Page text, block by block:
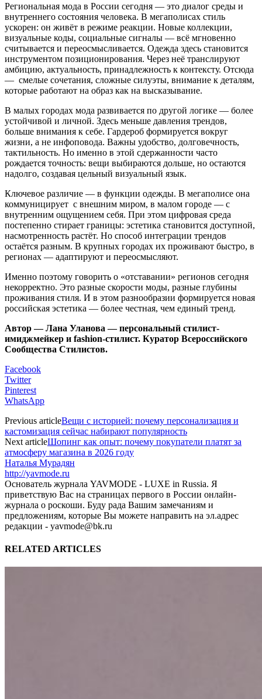
Региональная мода в России сегодня — это диалог среды и
внутреннего состояния человека. В мегаполисах стиль
ускорен: он живёт в режиме реакции. Новые коллекции,
визуальные коды, социальные сигналы — всё мгновенно
считывается и переосмысливается. Одежда здесь становится
инструментом позиционирования. Через неё транслируют
амбицию, актуальность, принадлежность к контексту. Отсюда
— смелые сочетания, сложные силуэты, внимание к деталям,
которые работают на образ как на высказывание.
В малых городах мода развивается по другой логике — более
устойчивой и личной. Здесь меньше давления трендов,
больше внимания к себе. Гардероб формируется вокруг
жизни, а не инфоповода. Важны удобство, долговечность,
тактильность. Но именно в этой сдержанности часто
рождается точность: вещи выбираются дольше, но остаются
надолго, создавая цельный визуальный язык.
Ключевое различие — в функции одежды. В мегаполисе она
коммуницирует с внешним миром, в малом городе — с
внутренним ощущением себя. При этом цифровая среда
постепенно стирает границы: эстетика становится доступной,
насмотренность растёт. Но способ интеграции трендов
остаётся разным. В крупных городах их проживают быстро, в
регионах — адаптируют и переосмысляют.
Именно поэтому говорить о «отставании» регионов сегодня
некорректно. Это разные скорости моды, разные глубины
проживания стиля. И в этом разнообразии формируется новая
российская эстетика — более честная, чем единый тренд.
Автор — Лана Уланова — персональный стилист-
имиджмейкер и fashion-стилист. Куратор Всероссийского
Сообщества Стилистов.
Facebook
Twitter
Pinterest
WhatsApp
Previous articleВещи с историей: почему персонализация и
кастомизация сейчас набирают популярность
Next articleШопинг как опыт: почему покупатели платят за
атмосферу магазина в 2026 году
Наталья Мурадян
http://yavmode.ru
Основатель журнала YAVMODE - LUXE in Russia. Я
приветствую Вас на страницах первого в России онлайн-
журнала о роскоши. Буду рада Вашим замечаниям и
предложениям, которые Вы можете направить на эл.адрес
редакции - yavmode@bk.ru
RELATED ARTICLES